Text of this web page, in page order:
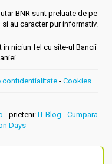
BNR sunt preluate de pe
si au caracter pur informativ.
in niciun fel cu site-ul Bancii
confidentialitate - Cookies
- prieteni: IT Blog - Cumpara
Days